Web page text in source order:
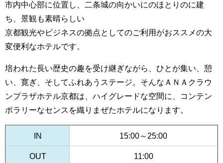
市内中心部に位置し、二条城の向かいにのほとりのに建
ち、景観も素晴らしい
京都観光やビジネスの拠点としてのご利用がおススメの大
変便利なホテルです。
培われた長い歴史の趣を受け継ぎながら、ひとが集い、憩
い、寛ぎ、そしてふれあうステージ。そんなＡＮＡクラウ
ンプラザホテル京都は、ハイグレードな空間に、コンテン
ポラリーなセンスを織りまぜたホテルになります。
IN 15:00～25:00
OUT 11:00